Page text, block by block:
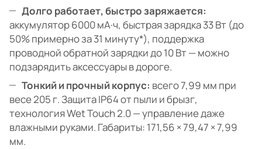
Долго работает, быстро заряжается:
аккумулятор 6000 мА·ч, быстрая зарядка 33 Вт (до
50% примерно за 31 минуту*), поддержка
проводной обратной зарядки до 10 Вт — можно
подзарядить аксессуары в дороге.
Тонкий и прочный корпус: всего 7,99 мм при
весе 205 г. Защита IP64 от пыли и брызг,
технология Wet Touch 2.0 — управление даже
влажными руками. Габариты: 171,56 × 79,47 × 7,99
мм.